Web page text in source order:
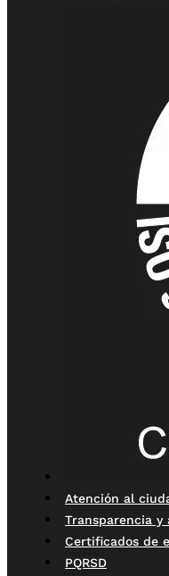
Atención al
Transparencia y
Certificados de
PQRSD